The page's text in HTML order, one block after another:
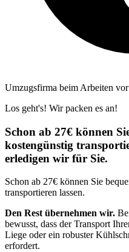
Umzugsfirma beim Arbeiten
Los geht's! Wir packen es an!
Schon ab 27€ können
kostengünstig
erledigen wir für Sie.
Schon ab 27€ können Sie
transportieren lassen.
Den Rest übernehmen wir.
bewusst, dass der Transport
Liege oder ein robuster
erfordert.